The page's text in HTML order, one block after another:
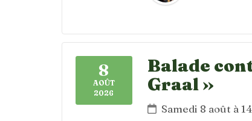
8
AOÛT
2026
Balade
Graal »
Samedi 8 août à